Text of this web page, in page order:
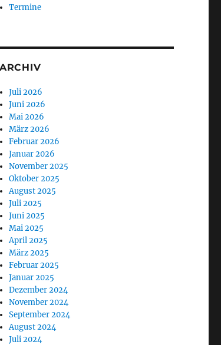
Termine
ARCHIV
Juli 2026
Juni 2026
Mai 2026
März 2026
Februar 2026
Januar 2026
November 2025
Oktober 2025
August 2025
Juli 2025
Juni 2025
Mai 2025
April 2025
März 2025
Februar 2025
Januar 2025
Dezember 2024
November 2024
September 2024
August 2024
Juli 2024